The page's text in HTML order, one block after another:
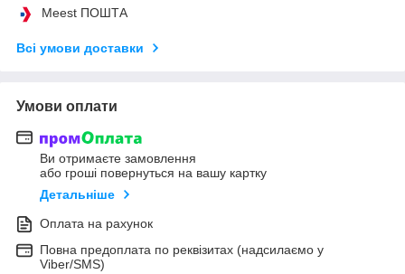
Meest ПОШТА
Всі умови доставки
Умови оплати
Ви отримаєте замовлення
або гроші повернуться на вашу картку
Детальніше
Оплата на рахунок
Повна предоплата по реквізитах (надсилаємо у
Viber/SMS)